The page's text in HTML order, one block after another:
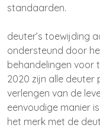
standaarden.
deuter’s toewijding
ondersteund door
behandelingen voor
2020 zijn alle deuter
verlengen van de
eenvoudige manier
het merk met de